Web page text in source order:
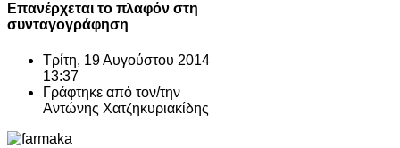
Επανέρχεται το πλαφόν στη
συνταγογράφηση
Τρίτη, 19 Αυγούστου 2014
13:37
Γράφτηκε από τον/την
Αντώνης Χατζηκυριακίδης